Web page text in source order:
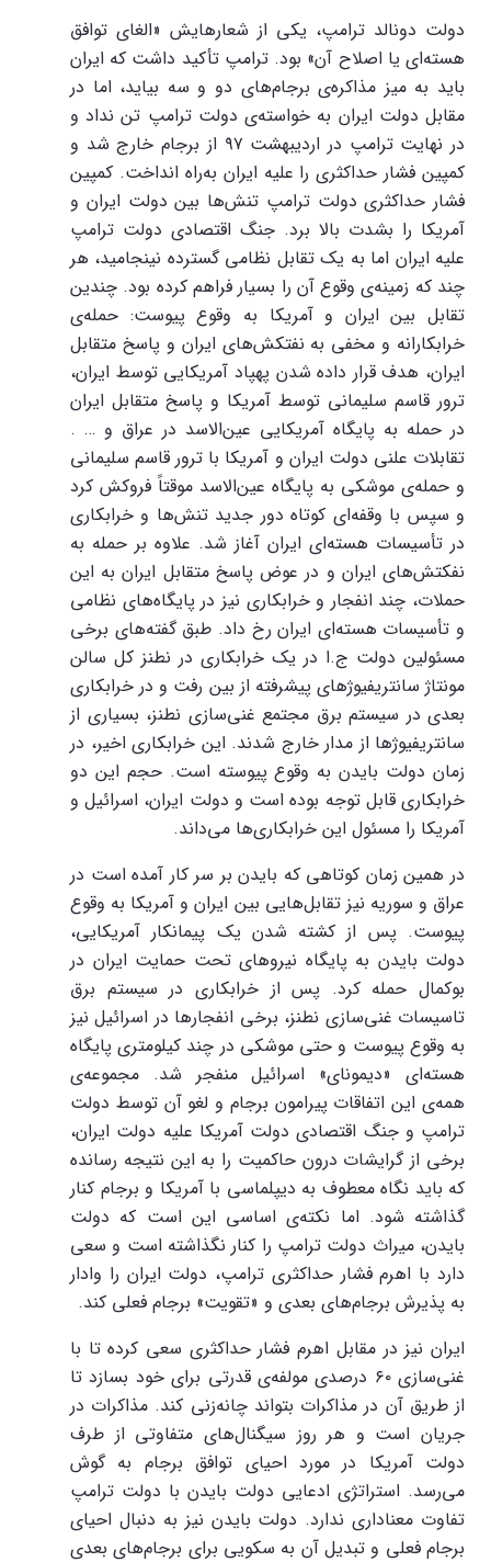
دولت دونالد ترامپ، یکی از شعارهایش «الغای توافق
هسته‌ای یا اصلاح آن» بود. ترامپ تأکید داشت که ایران
باید به میز مذاکره‌ی برجام‌های دو و سه بیاید، اما در
مقابل دولت ایران به خواسته‌ی دولت ترامپ تن نداد و
در نهایت ترامپ در اردیبهشت ۹۷ از برجام خارج شد و
کمپین فشار حداکثری را علیه ایران به‌راه انداخت. کمپین
فشار حداکثری دولت ترامپ تنش‌ها بین دولت ایران و
آمریکا را بشدت بالا برد. جنگ اقتصادی دولت ترامپ
علیه ایران اما به یک تقابل نظامی گسترده نینجامید، هر
چند که زمینه‌ی وقوع آن را بسیار فراهم کرده بود. چندین
تقابل بین ایران و آمریکا به وقوع پیوست: حمله‌ی
خرابکارانه و مخفی به نفتکش‌های ایران و پاسخ متقابل
ایران، هدف قرار داده شدن پهپاد آمریکایی توسط ایران،
ترور قاسم سلیمانی توسط آمریکا و پاسخ متقابل ایران
در حمله به پایگاه آمریکایی عین‌الاسد در عراق و … .
تقابلات علنی دولت ایران و آمریکا با ترور قاسم سلیمانی
و حمله‌ی موشکی به پایگاه عین‌الاسد موقتاً فروکش کرد
و سپس با وقفه‌ای کوتاه دور جدید تنش‌ها و خرابکاری‌
در تأسیسات هسته‌ای ایران آغاز شد. علاوه بر حمله به
نفکتش‌های ایران و در عوض پاسخ متقابل ایران به این
حملات، چند انفجار و خرابکاری نیز در پایگاه‌های نظامی
و تأسیسات هسته‌ای ایران رخ داد. طبق گفته‌های برخی
مسئولین دولت ج.ا در یک خرابکاری در نطنز کل سالن
مونتاژ سانتریفیوژهای پیشرفته از بین رفت و در خرابکاری
بعدی در سیستم برق مجتمع غنی‌سازی نطنز، بسیاری از
سانتریفیوژها از مدار خارج شدند. این خرابکاری اخیر، در
زمان دولت بایدن به وقوع پیوسته است. حجم این دو
خرابکاری قابل توجه بوده است و دولت ایران، اسرائیل و
آمریکا را مسئول این خرابکاری‌ها می‌داند.
در همین زمان کوتاهی که بایدن بر سر کار آمده است در
عراق و سوریه نیز تقابل‌هایی بین ایران و آمریکا به وقوع
پیوست. پس از کشته شدن یک پیمانکار آمریکایی،
دولت بایدن به پایگاه نیروهای تحت حمایت ایران در
بوکمال حمله کرد. پس از خرابکاری در سیستم برق
تاسیسات غنی‌سازی نطنز، برخی انفجارها در اسرائیل نیز
به وقوع پیوست و حتی موشکی در چند کیلومتری پایگاه
هسته‌ای «دیمونای» اسرائیل منفجر شد. مجموعه‌ی
همه‌ی این اتفاقات پیرامون برجام و لغو آن توسط دولت
ترامپ و جنگ اقتصادی دولت آمریکا علیه دولت ایران،
برخی از گرایشات درون حاکمیت را به این نتیجه رسانده
که باید نگاه معطوف به دیپلماسی با آمریکا و برجام کنار
گذاشته شود. اما نکته‌ی اساسی این است که دولت
بایدن، میراث دولت ترامپ را کنار نگذاشته است و سعی
دارد با اهرم فشار حداکثری ترامپ، دولت ایران را وادار
به پذیرش برجام‌های بعدی و «تقویت» برجام فعلی کند.
ایران نیز در مقابل اهرم فشار حداکثری سعی کرده تا با
غنی‌سازی ۶۰ درصدی مولفه‌‌ی قدرتی برای خود بسازد تا
از طریق آن در مذاکرات بتواند چانه‌زنی کند. مذاکرات در
جریان است و هر روز سیگنال‌های متفاوتی از طرف
دولت آمریکا در مورد احیای توافق برجام به گوش
می‌رسد. استراتژی ادعایی دولت بایدن با دولت ترامپ
تفاوت معناداری ندارد. دولت بایدن نیز به دنبال احیای
برجام فعلی و تبدیل آن به سکویی برای برجام‌های بعدی